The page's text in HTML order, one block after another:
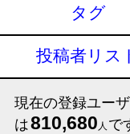
タグ
投稿者リス
現在の登録ユー
は810,680 人 で